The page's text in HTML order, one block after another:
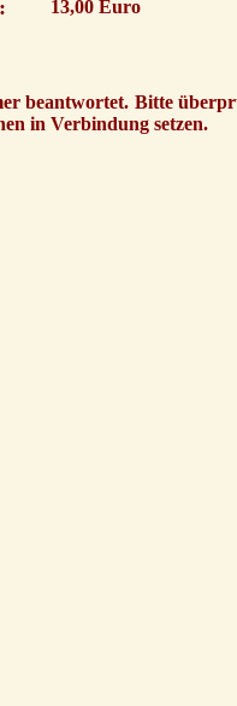
13,00 Euro
beantwortet. Bitte
in Verbindung setzen.